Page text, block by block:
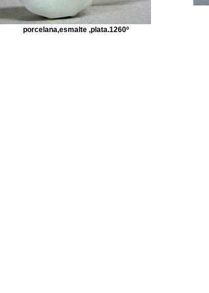
porcelana,esmalte ,plata.1260º